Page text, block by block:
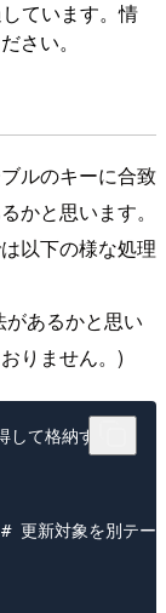
ています。情
さい。
ルのキーに合致
かと思います。
以下の様な処理
あるかと思い
りません。)
て格納する
新対象を別テー